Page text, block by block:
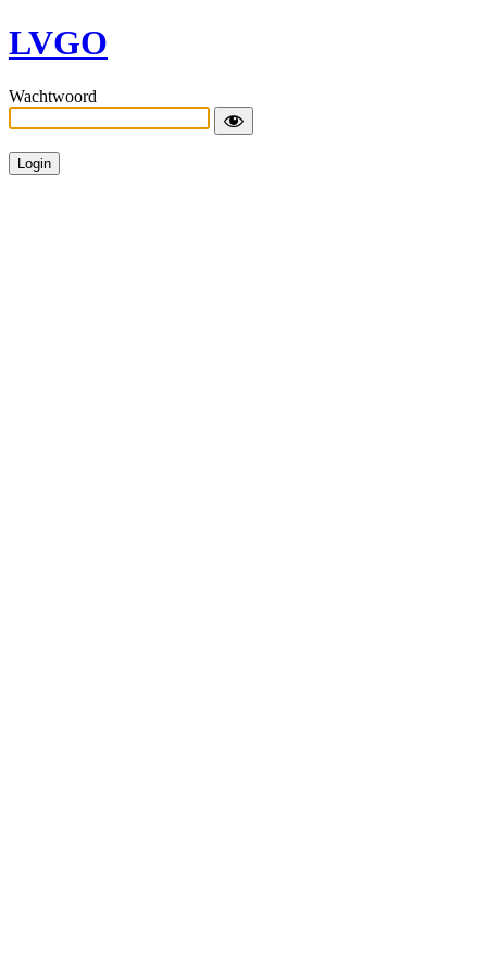
LVGO
Wachtwoord